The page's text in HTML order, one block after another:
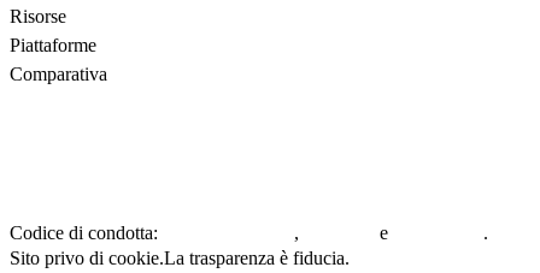
Risorse
Piattaforme
Comparativa
Codice di condotta: , e
.
Sito privo di cookie.La trasparenza è fiducia.